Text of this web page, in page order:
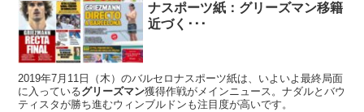
ナスポーツ紙：グリーズマン移籍
近づく･･･
2019年7月11日（木）のバルセロナスポーツ紙は、いよいよ最終局面
に入っているグリーズマン獲得作戦がメインニュース。ナダルとバウ
ティスタが勝ち進むウィンブルドンも注目度が高いです。